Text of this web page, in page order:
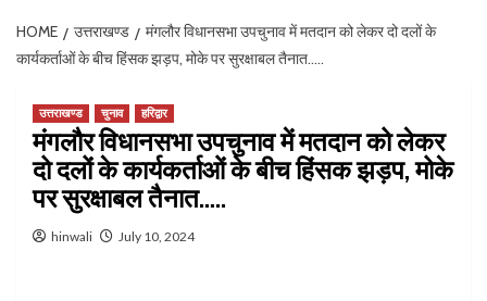
HOME उत्तराखण्ड
मंगलौर विधानसभा उपचुनाव में मतदान को लेकर दो दलों के
कार्यकर्ताओं के बीच हिंसक झड़प, मोके पर सुरक्षाबल तैनात…..
उत्तराखण्ड चुनाव हरिद्वार
मंगलौर विधानसभा उपचुनाव में मतदान को लेकर
दो दलों के कार्यकर्ताओं के बीच हिंसक झड़प, मोके
पर सुरक्षाबल तैनात…..
hinwali July 10, 2024